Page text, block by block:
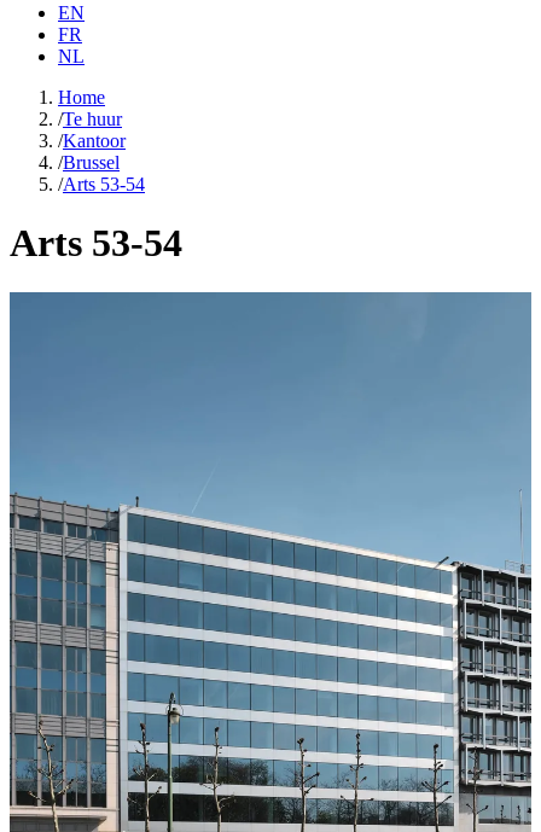
EN
FR
NL
Home
/Te huur
/Kantoor
/Brussel
/Arts 53-54
Arts 53-54